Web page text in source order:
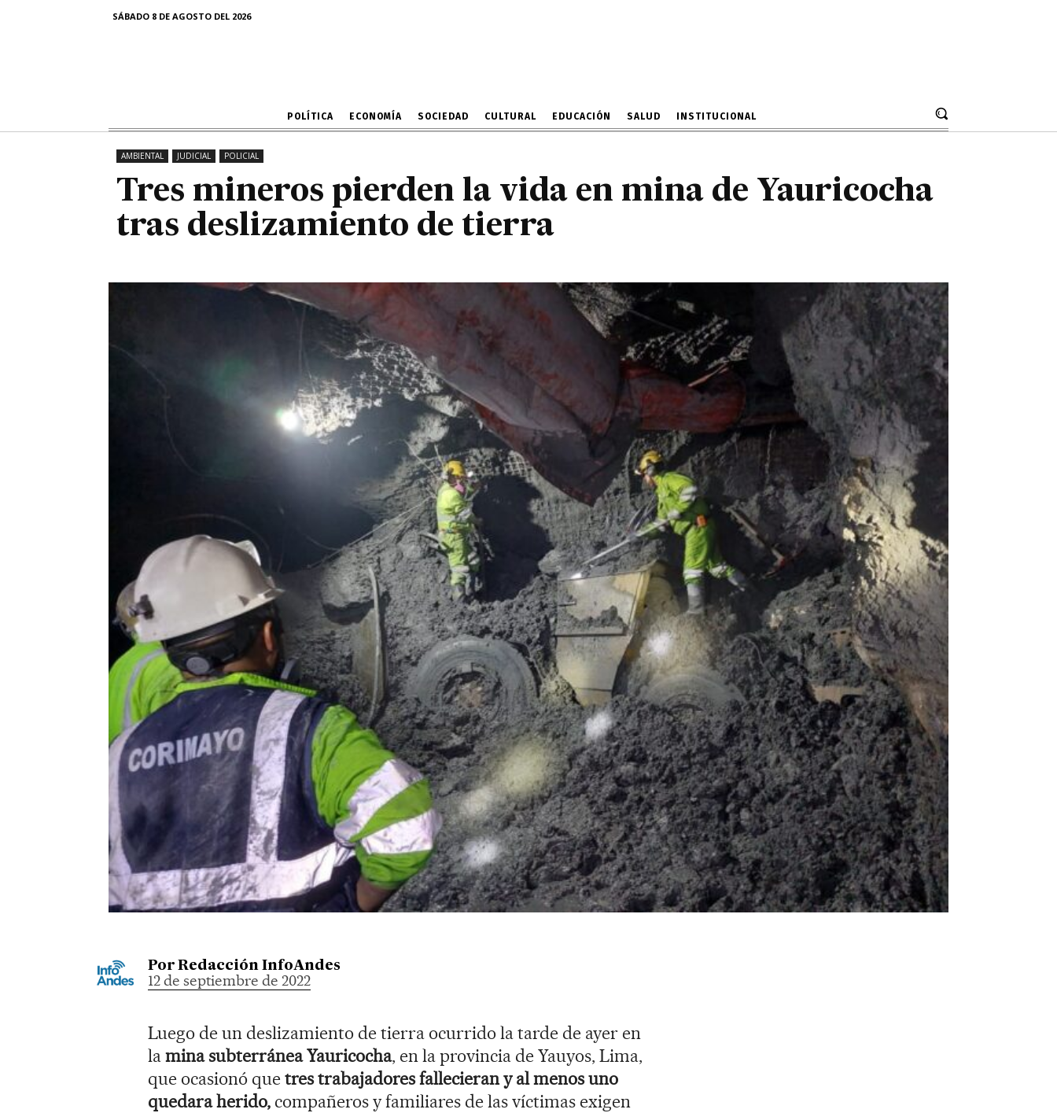
SÁBADO 8 DE AGOSTO DEL 2026
POLÍTICA ECONOMÍA SOCIEDAD CULTURAL EDUCACIÓN SALUD INSTITUCIONAL
Tres mineros pierden la vida en mina de Yauricocha
AMBIENTAL JUDICIAL POLICIAL
Tres mineros pierden la vida en mina de Yauricocha
tras deslizamiento de tierra
Por Redacción InfoAndes
12 de septiembre de 2022
Luego de un deslizamiento de tierra ocurrido la tarde de ayer en
lamina subterránea Yauricocha, en la provincia de Yauyos, Lima,
que ocasionó quetres trabajadores fallecieran y al menos uno
quedara herido, compañeros y familiares de las víctimas exigen